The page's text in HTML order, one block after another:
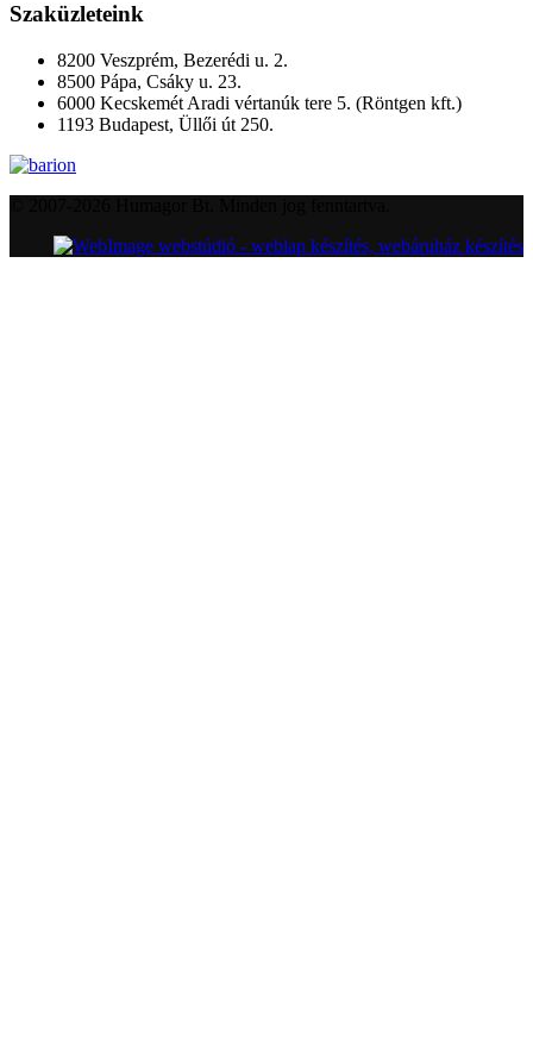
Szaküzleteink
8200 Veszprém, Bezerédi u. 2.
8500 Pápa, Csáky u. 23.
6000 Kecskemét Aradi vértanúk tere 5. (Röntgen kft.)
1193 Budapest, Üllői út 250.